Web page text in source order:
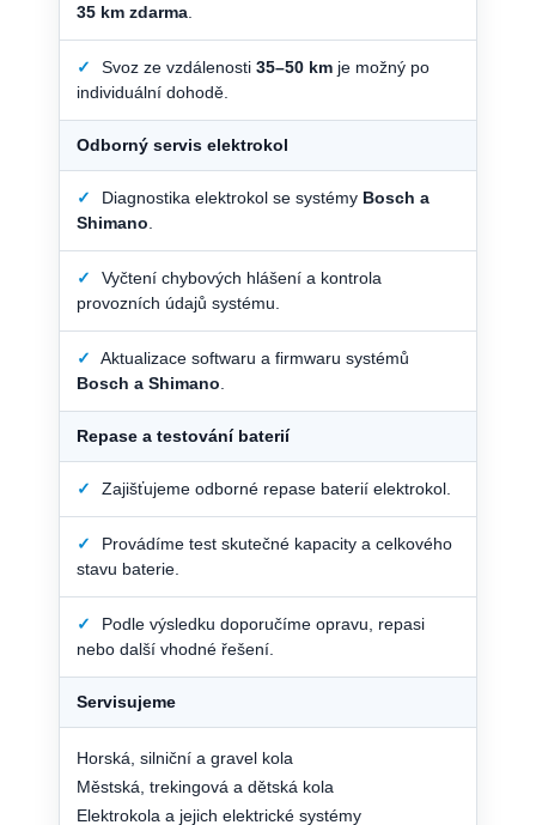
35 km zdarma
✓ Svoz ze vzdálenosti 35–50 km je možný po
individuální dohodě.
Odborný servis elektrokol
✓ Diagnostika elektrokol se systémy Bosch a
Shimano
✓
Vyčtení chybových hlášení a kontrola
provozních údajů systému.
✓
Aktualizace softwaru a firmwaru systémů
Bosch a Shimano
Repase a testování baterií
✓ Zajišťujeme odborné repase baterií elektrokol.
✓
Provádíme test skutečné kapacity a celkového
stavu baterie.
✓
Podle výsledku doporučíme opravu, repasi
nebo další vhodné řešení.
Servisujeme
Horská, silniční a gravel kola
Městská, trekingová a dětská kola
Elektrokola a jejich elektrické systémy